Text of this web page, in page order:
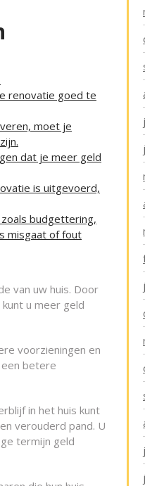
renovatie goed te
moet je
dat je meer geld
is uitgevoerd,
budgettering,
misgaat of fout
van uw huis. Door
u meer geld
voorzieningen en
betere
in het huis kunt
verouderd pand. U
termijn geld